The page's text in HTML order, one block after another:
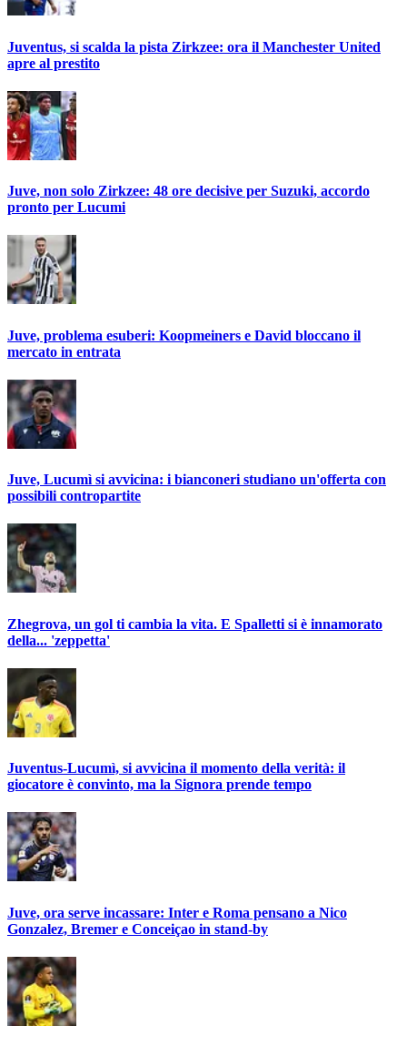
Juventus, si scalda la pista Zirkzee: ora il Manchester United
apre al prestito
Juve, non solo Zirkzee: 48 ore decisive per Suzuki, accordo
pronto per Lucumi
Juve, problema esuberi: Koopmeiners e David bloccano il
mercato in entrata
Juve, Lucumì si avvicina: i bianconeri studiano un'offerta con
possibili contropartite
Zhegrova, un gol ti cambia la vita. E Spalletti si è innamorato
della... 'zeppetta'
Juventus-Lucumì, si avvicina il momento della verità: il
giocatore è convinto, ma la Signora prende tempo
Juve, ora serve incassare: Inter e Roma pensano a Nico
Gonzalez, Bremer e Conceiçao in stand-by